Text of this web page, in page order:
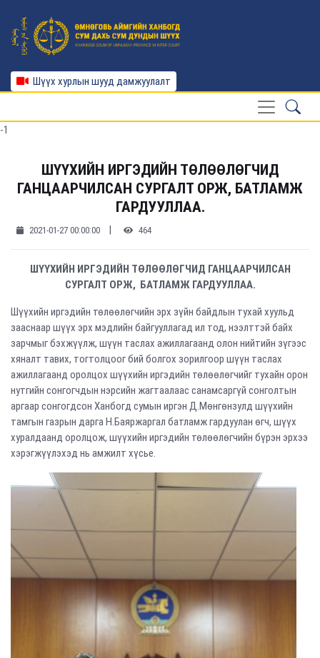
Шүүх хурлын шууд дамжуулалт
-1
ШҮҮХИЙН ИРГЭДИЙН ТӨЛӨӨЛӨГЧИД
ГАНЦААРЧИЛСАН СУРГАЛТ ОРЖ, БАТЛАМЖ
ГАРДУУЛЛАА.
2021-01-27 00:00:00 464
ШҮҮХИЙН ИРГЭДИЙН ТӨЛӨӨЛӨГЧИД ГАНЦААРЧИЛСАН
СУРГАЛТ ОРЖ, БАТЛАМЖ ГАРДУУЛЛАА.
Шүүхийн иргэдийн төлөөлөгчийн эрх зүйн байдлын тухай хуульд
зааснаар шүүх эрх мэдлийн байгууллагад ил тод, нээлттэй байх
зарчмыг бэхжүүлж, шүүн таслах ажиллагаанд олон нийтийн зүгээс
хяналт тавих, тогтолцоог бий болгох зорилгоор шүүн таслах
ажиллагаанд оролцох шүүхийн иргэдийн төлөөлөгчийг тухайн орон
нутгийн сонгогчдын нэрсийн жагтаалаас санамсаргүй сонголтын
аргаар сонгогдсон Ханбогд сумын иргэн Д.Мөнгөнзулд шүүхийн
тамгын газрын дарга Н.Баяржаргал батламж гардуулан өгч, шүүх
хуралдаанд оролцож, шүүхийн иргэдийн төлөөлөгчийн бүрэн эрхээ
хэрэгжүүлэхэд нь амжилт хүсье.